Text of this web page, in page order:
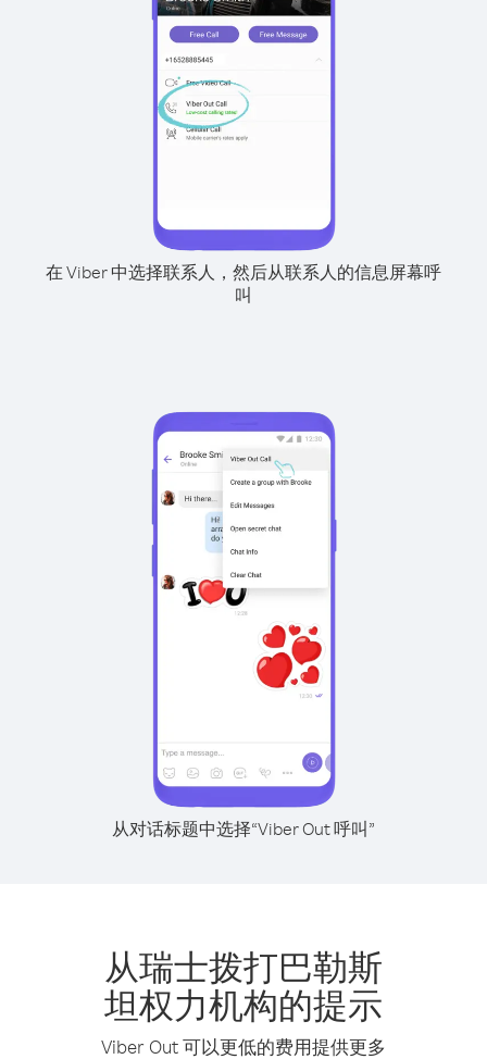
在 Viber 中选择联系人，然后从联系人的信息屏幕呼
叫
从对话标题中选择“Viber Out 呼叫”
从瑞士拨打巴勒斯
坦权力机构的提示
Viber Out 可以更低的费用提供更多